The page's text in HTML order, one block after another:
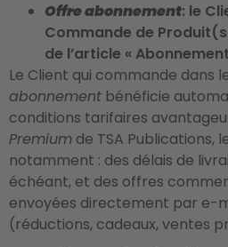
Offre abonnement: le
Commande de
de l’article «
Le Client qui commande dans
abonnement bénéficie
conditions tarifaires
Premium de TSA Publications,
notamment : des délais de
échéant, et des offres
envoyées directement par e-
(réductions, cadeaux, ventes